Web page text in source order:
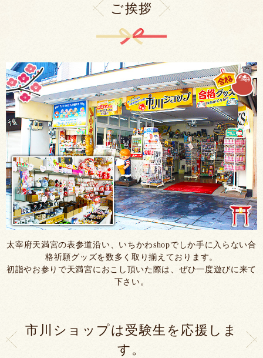
ご挨拶
太宰府天満宮の表参道沿い、いちかわshopでしか手に入らない合
格祈願グッズを数多く取り揃えております。
初詣やお参りで天満宮におこし頂いた際は、ぜひ一度遊びに来て
下さい。
市川ショップは受験生を応援しま
す。